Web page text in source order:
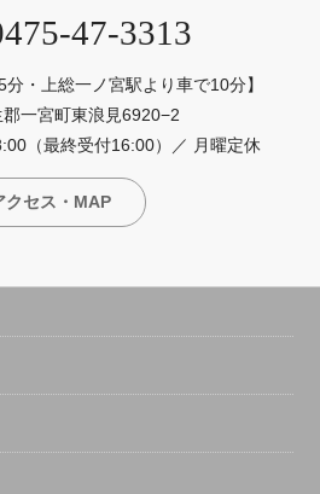
47-3313
分・上総一ノ宮駅より車で10分】
一宮町東浪見6920−2
（最終受付16:00）／ 月曜定休
クセス・MAP